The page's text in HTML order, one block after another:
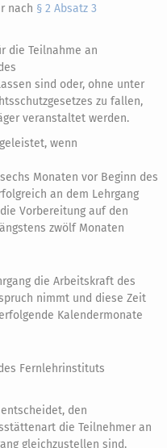
nach § 2 Absatz 3
die Teilnahme an
sind oder, ohne unter
zu fallen,
veranstaltet werden.
wenn
Monaten vor Beginn des
an dem Lehrgang
Vorbereitung auf den
zwölf Monaten
die Arbeitskraft des
nimmt und diese Zeit
Kalendermonate
Fernlehrinstituts
den
die Teilnehmer an
gleichzustellen sind.